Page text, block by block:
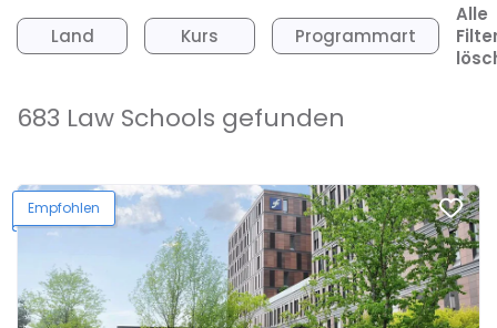
Land Kurs Programmart
Alle
683 Law Schools gefunden
Empfohlen